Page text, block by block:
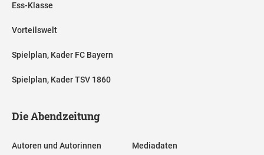
Ess-Klasse
Vorteilswelt
Spielplan, Kader FC Bayern
Spielplan, Kader TSV 1860
Die Abendzeitung
Autoren und Autorinnen Mediadaten